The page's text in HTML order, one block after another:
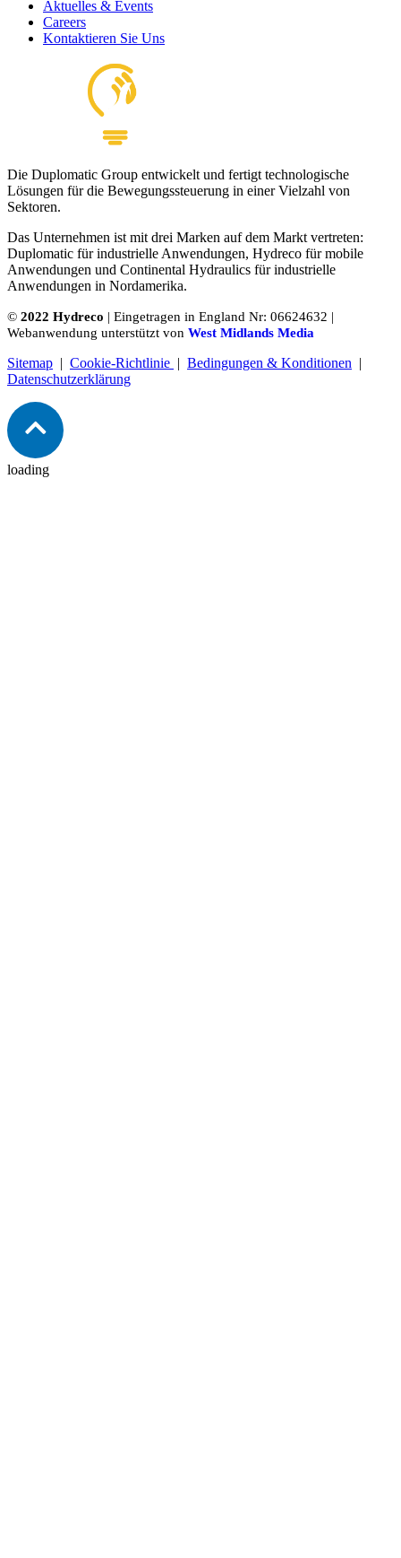
Aktuelles & Events
Careers
Kontaktieren Sie Uns
Die Duplomatic Group entwickelt und fertigt technologische
Lösungen für die Bewegungssteuerung in einer Vielzahl von
Sektoren.
Das Unternehmen ist mit drei Marken auf dem Markt vertreten:
Duplomatic für industrielle Anwendungen, Hydreco für mobile
Anwendungen und Continental Hydraulics für industrielle
Anwendungen in Nordamerika.
© 2022 Hydreco | Eingetragen in England Nr: 06624632 |
Webanwendung unterstützt von West Midlands Media
Sitemap | Cookie-Richtlinie | Bedingungen & Konditionen |
Datenschutzerklärung
loading